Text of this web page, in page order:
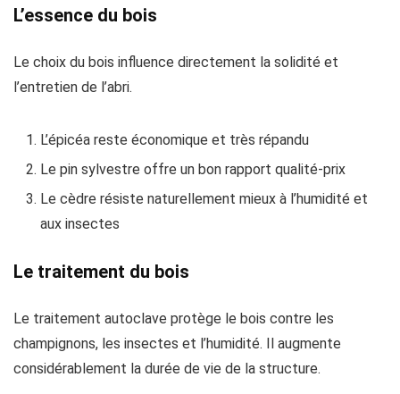
L’essence du bois
Le choix du bois influence directement la solidité et
l’entretien de l’abri.
L’épicéa reste économique et très répandu
Le pin sylvestre offre un bon rapport qualité-prix
Le cèdre résiste naturellement mieux à l’humidité et
aux insectes
Le traitement du bois
Le traitement autoclave protège le bois contre les
champignons, les insectes et l’humidité. Il augmente
considérablement la durée de vie de la structure.